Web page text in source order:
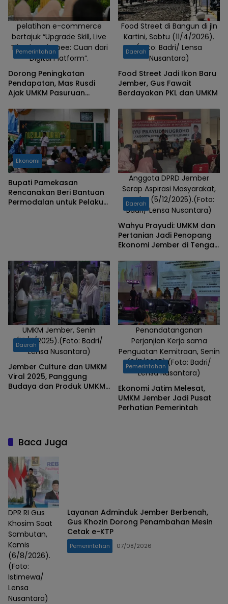
pelatihan e-commerce
bertajuk “Upgrade Skill, Live
TikTok & Shopee: Cuan dari
Digital Platform”.
Pemerintahan
Dorong Peningkatan
Pendapatan, Mas Rusdi
Ajak UMKM Pasuruan
Commerce
Food Street di Bangun di jln
Kartini, Sabtu (11/4/2026).
(Foto: Badri/ Lensa
Nusantara)
Daerah
Food Street Jadi Ikon Baru
Jember, Gus Fawait
Berdayakan PKL dan UMKM
Ekonomi
Bupati Pamekasan
Rencanakan Beri Bantuan
Permodalan untuk Pelaku
Anggota DPRD Jember
Serap Aspirasi Masyarakat,
Jum'at (5/12/2025).(Foto:
Badri/ Lensa Nusantara)
Daerah
Wahyu Prayudi: UMKM dan
Pertanian Jadi Penopang
Ekonomi Jember di Tengah
UMKM Jember, Senin
(10/11/2025).(Foto: Badri/
Lensa Nusantara)
Daerah
Jember Culture dan UMKM
Viral 2025, Panggung
Budaya dan Produk UMKM
Penandatanganan
Perjanjian Kerja sama
Penguatan Kemitraan, Senin
(3/11/2025).(Foto: Badri/
Lensa Nusantara)
Pemerintahan
Ekonomi Jatim Melesat,
UMKM Jember Jadi Pusat
Perhatian Pemerintah
Baca Juga
DPR RI Gus
Khosim Saat
Sambutan,
Kamis
(6/8/2026).
(Foto:
Istimewa/
Lensa
Nusantara)
Layanan Adminduk Jember Berbenah,
Gus Khozin Dorong Penambahan Mesin
Cetak e-KTP
Pemerintahan 07/08/2026